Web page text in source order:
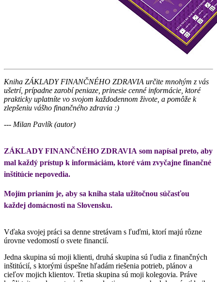
Kniha ZÁKLADY FINANČNÉHO ZDRAVIA určite mnohým z vás
ušetrí, prípadne zarobí peniaze, prinesie cenné informácie, ktoré
prakticky uplatníte vo svojom každodennom živote, a pomôže k
zlepšeniu vášho finančného zdravia :)
--- Milan Pavlík (autor)
ZÁKLADY FINANČNÉHO ZDRAVIA som napísal preto, aby
mal každý prístup k informáciám, ktoré vám zvyčajne finančné
inštitúcie nepovedia.
Mojím prianím je, aby sa kniha stala užitočnou súčasťou
každej domácnosti na Slovensku.
Vďaka svojej práci sa denne stretávam s ľuďmi, ktorí majú rôzne
úrovne vedomostí o svete financií.
Jedna skupina sú moji klienti, druhá skupina sú ľudia z finančných
inštitúcií, s ktorými úspešne hľadám riešenia potrieb, plánov a
cieľov mojich klientov. Tretia skupina sú moji kolegovia. Práve